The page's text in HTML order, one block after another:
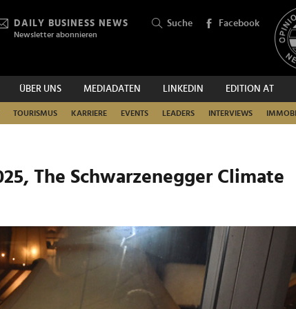
DAILY BUSINESS NEWS
Newsletter abonnieren
Suche Facebook
ÜBER UNS MEDIADATEN LINKEDIN EDITION AT
TOURISMUS KARRIERE EVENTS LEADERS INTERVIEWS
SUCHEN
The Schwarzenegger Climate